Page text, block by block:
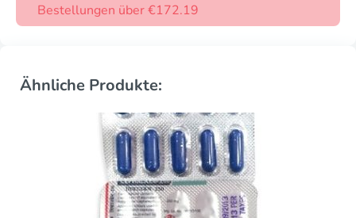
Bestellungen über €172.19
Ähnliche Produkte: